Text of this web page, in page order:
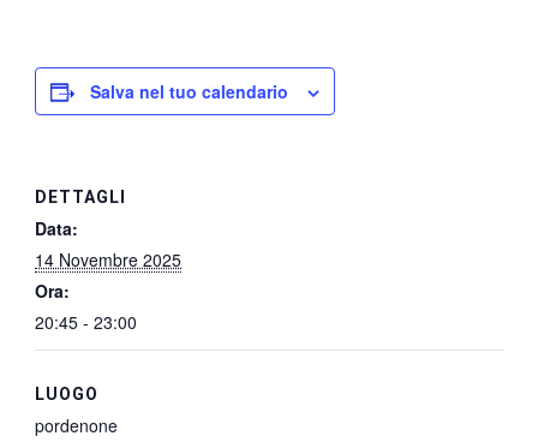
Salva nel tuo calendario
DETTAGLI
Data:
14 Novembre 2025
Ora:
20:45 - 23:00
LUOGO
pordenone